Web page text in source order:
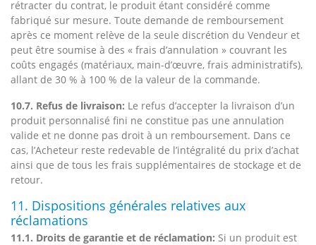
rétracter du contrat, le produit étant considéré comme
fabriqué sur mesure. Toute demande de remboursement
après ce moment relève de la seule discrétion du Vendeur et
peut être soumise à des « frais d’annulation » couvrant les
coûts engagés (matériaux, main-d’œuvre, frais administratifs),
allant de 30 % à 100 % de la valeur de la commande.
10.7. Refus de livraison: Le refus d’accepter la livraison d’un
produit personnalisé fini ne constitue pas une annulation
valide et ne donne pas droit à un remboursement. Dans ce
cas, l’Acheteur reste redevable de l’intégralité du prix d’achat
ainsi que de tous les frais supplémentaires de stockage et de
retour.
11. Dispositions générales relatives aux
réclamations
11.1. Droits de garantie et de réclamation: Si un produit est